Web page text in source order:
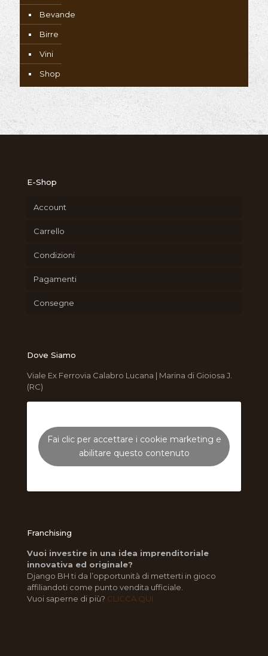
Bevande
Birre
Vini
Shop
E-Shop
Account
Carrello
Condizioni
Pagamenti
Consegne
Dove Siamo
Viale Ex Ferrovia Calabro Lucana | Marina di Gioiosa J.
(RC)
Fai clic per accettare i cookie marketing e
abilitare questo contenuto
Franchising
Vuoi investire in una idea imprenditoriale
innovativa ed originale?
Django BH ti da l’opportunità di metterti in gioco
affiliandoti come punto vendita ufficiale.
Vuoi saperne di più? CLICCA QUI